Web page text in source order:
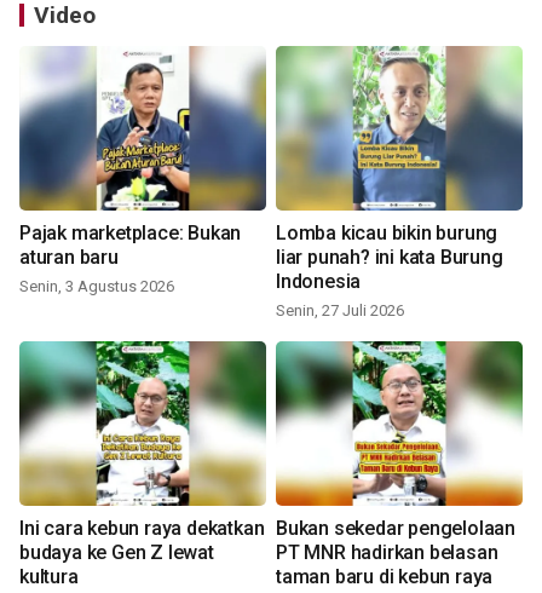
Video
Pajak marketplace: Bukan
aturan baru
Senin, 3 Agustus 2026
Lomba kicau bikin burung
liar punah? ini kata Burung
Indonesia
Senin, 27 Juli 2026
Ini cara kebun raya dekatkan
budaya ke Gen Z lewat
kultura
Bukan sekedar pengelolaan
PT MNR hadirkan belasan
taman baru di kebun raya